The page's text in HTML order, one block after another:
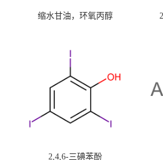
缩水甘油，环氧丙醇
2,4,6-三碘苯酚